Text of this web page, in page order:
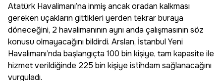
Atatürk Havalimanı’na inmiş ancak oradan kalkması
gereken uçakların gittikleri yerden tekrar buraya
döneceğini, 2 havalimanının aynı anda çalışmasının söz
konusu olmayacağını bildirdi. Arslan, İstanbul Yeni
Havalimanı’nda başlangıçta 100 bin kişiye, tam kapasite ile
hizmet verildiğinde 225 bin kişiye istihdam sağlanacağını
vurguladı.